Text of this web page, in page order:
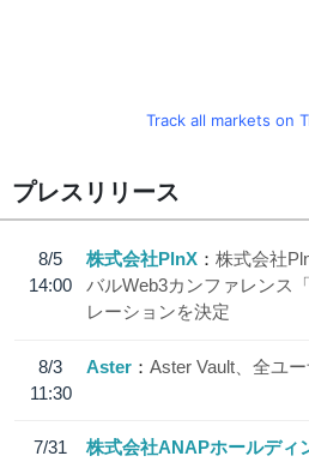
Track all markets on
プレスリリース
8/5
14:00
株式会社PlnX
株式会社
バルWeb3カンファレンス
レーションを決定
8/3
11:30
Aster Aster Vault、全ユ
7/31
株式会社ANAPホールディ